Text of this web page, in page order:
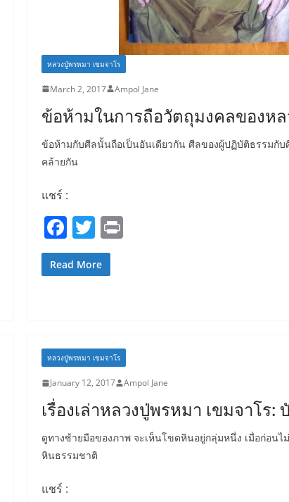
หลวงปู่พรหมา เขมจาโร
March 2, 2017 Ampol Jane
ข้อห้ามในการถือวัตถุมงคลของห
ข้อห้ามกับศีลนั้นถือเป็นอันเดียวกัน ศีลของผู้ปฏิบัติธรรมกั
คล้ายกัน
แชร์ :
F
a
c
o
k
T
w
itt
Read More
หลวงปู่พรหมา เขมจาโร
January 12, 2017 Ampol Jane
เรื่องเล่าหลวงปู่พรหมา เขมจาโร:
ดูทางซ้ายมือของภาพ จะเห็นโขดหินอยู่กลุ่มหนึ่ง เมื่อก่อน
หินธรรมชาติ
แชร์ :